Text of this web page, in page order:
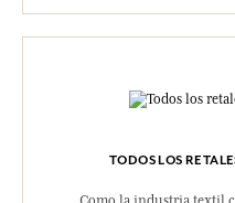
TODOS LOS